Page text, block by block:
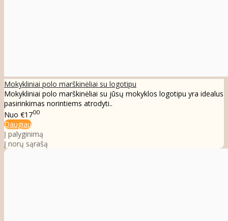
Mokykliniai polo marškinėliai su logotipu
Mokykliniai polo marškinėliai su jūsų mokyklos logotipu yra idealus
pasirinkimas norintiems atrodyti..
Nuo €1700
Daugiau
Į palyginimą
Į norų sąrašą